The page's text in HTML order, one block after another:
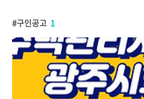
구인공고 1